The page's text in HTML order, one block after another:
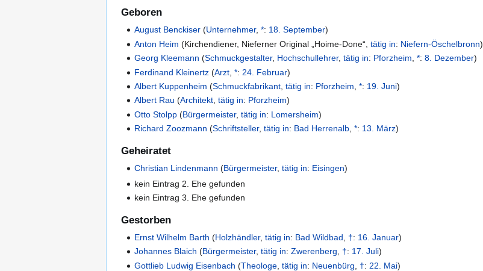
Geboren
August Benckiser (Unternehmer,*: 18. September)
Anton Heim (Kirchendiener, Nieferner Original „Hoime-Done“ ,tätig in: Niefern-Öschelbronn)
Georg Kleemann (Schmuckgestalter, Hochschullehrer,tätig in: Pforzheim ,*:8. Dezember)
Ferdinand Kleinertz (Arzt ,*: 24. Februar)
Albert Kuppenheim (Schmuckfabrikant ,tätig in: Pforzheim ,*: 19. Juni)
Albert Rau (Architekt,tätig in: Pforzheim)
Otto Stolpp (Bürgermeister,tätig in: Lomersheim)
Richard Zoozmann (Schriftsteller,tätig in: Bad Herrenalb ,*: 13. März)
Geheiratet
Christian Lindenmann (Bürgermeister,tätig in: Eisingen)
kein Eintrag 2. Ehe gefunden
kein Eintrag 3. Ehe gefunden
Gestorben
Ernst Wilhelm Barth (Holzhändler,tätig in: Bad Wildbad †: 16. Januar)
Johannes Blaich (Bürgermeister,tätig in:Zwerenberg, †: 17. Juli)
Gottlieb Ludwig Eisenbach (Theologe ,tätig in: Neuenbürg †: 22. Mai)